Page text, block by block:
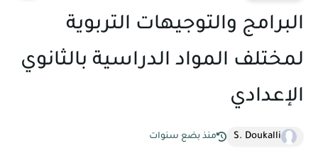
البرامج والتوجيهات التربوية
لمختلف المواد الدراسية بالثانوي
الإعدادي
S. Doukalli منذ بضع سنوات